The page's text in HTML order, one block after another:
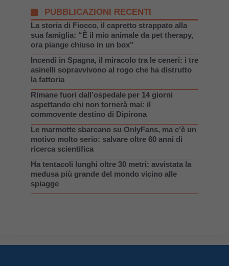
PUBBLICAZIONI RECENTI
La storia di Fiocco, il capretto strappato alla
sua famiglia: “È il mio animale da pet therapy,
ora piange chiuso in un box”
Incendi in Spagna, il miracolo tra le ceneri: i tre
asinelli sopravvivono al rogo che ha distrutto
la fattoria
Rimane fuori dall’ospedale per 14 giorni
aspettando chi non tornerà mai: il
commovente destino di Dipirona
Le marmotte sbarcano su OnlyFans, ma c’è un
motivo molto serio: salvare oltre 60 anni di
ricerca scientifica
Ha tentacoli lunghi oltre 30 metri: avvistata la
medusa più grande del mondo vicino alle
spiagge